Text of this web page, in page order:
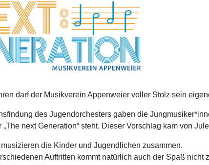
darf der Musikverein Appenweier voller Stolz sein
des Jugendorchesters gaben die
„The next Generation“ steht. Dieser Vorschlag kam von
die Kinder und Jugendlichen zusammen.
Auftritten kommt natürlich auch der Spaß